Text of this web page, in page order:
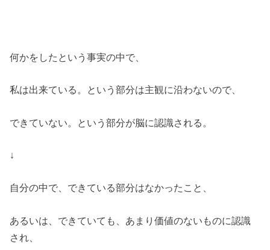
何かをしたという事実の中で、
私は出来ている。という部分は主観に沿わないので、
できていない。という部分が脳に認識される。
↓
自分の中で、できている部分はなかったこと、
あるいは、できていても、あまり価値のないものに認識
され、